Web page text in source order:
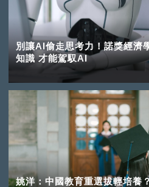
別讓AI偷走思考力！諾獎經濟
知識 才能駕馭AI
姚洋：中國教育重選拔輕培養